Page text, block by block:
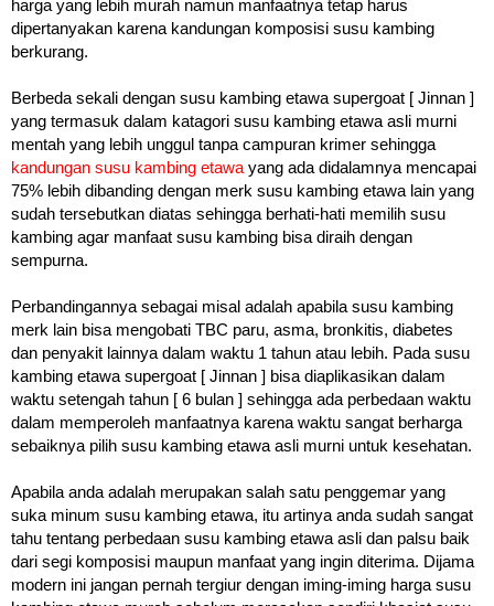
harga yang lebih murah namun manfaatnya tetap harus
dipertanyakan karena kandungan komposisi susu kambing
berkurang.
Berbeda sekali dengan susu kambing etawa supergoat [ Jinnan ]
yang termasuk dalam katagori susu kambing etawa asli murni
mentah yang lebih unggul tanpa campuran krimer sehingga
kandungan susu kambing etawa yang ada didalamnya mencapai
75% lebih dibanding dengan merk susu kambing etawa lain yang
sudah tersebutkan diatas sehingga berhati-hati memilih susu
kambing agar manfaat susu kambing bisa diraih dengan
sempurna.
Perbandingannya sebagai misal adalah apabila susu kambing
merk lain bisa mengobati TBC paru, asma, bronkitis, diabetes
dan penyakit lainnya dalam waktu 1 tahun atau lebih. Pada susu
kambing etawa supergoat [ Jinnan ] bisa diaplikasikan dalam
waktu setengah tahun [ 6 bulan ] sehingga ada perbedaan waktu
dalam memperoleh manfaatnya karena waktu sangat berharga
sebaiknya pilih susu kambing etawa asli murni untuk kesehatan.
Apabila anda adalah merupakan salah satu penggemar yang
suka minum susu kambing etawa, itu artinya anda sudah sangat
tahu tentang perbedaan susu kambing etawa asli dan palsu baik
dari segi komposisi maupun manfaat yang ingin diterima. Dijama
modern ini jangan pernah tergiur dengan iming-iming harga susu